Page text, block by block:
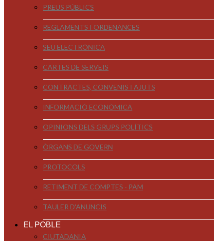
PREUS PÚBLICS
REGLAMENTS I ORDENANCES
SEU ELECTRÒNICA
CARTES DE SERVEIS
CONTRACTES, CONVENIS I AJUTS
INFORMACIÓ ECONÒMICA
OPINIONS DELS GRUPS POLÍTICS
ÒRGANS DE GOVERN
PROTOCOLS
RETIMENT DE COMPTES - PAM
TAULER D'ANUNCIS
EL POBLE
CIUTADANIA